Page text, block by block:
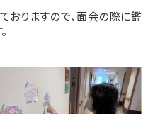
おりますので、面会の際に鑑